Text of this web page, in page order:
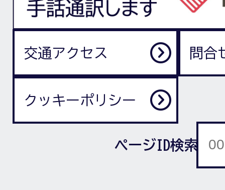
交通アクセス 問合
クッキーポリシー
ページID検索